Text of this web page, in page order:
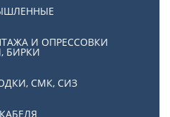
И ОПРЕССОВКИ
БИРКИ
СМК, СИЗ